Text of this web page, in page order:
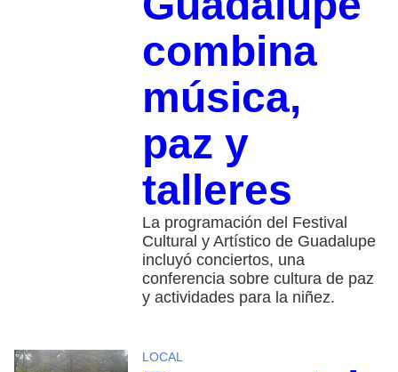
combina
música,
paz y
talleres
La programación del Festival
Cultural y Artístico de Guadalupe
incluyó conciertos, una
conferencia sobre cultura de paz
y actividades para la niñez.
LOCAL